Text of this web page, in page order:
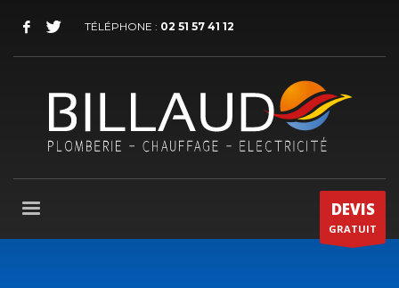
TÉLÉPHONE : 02 51 57 41 12
DEVIS
GRATUIT